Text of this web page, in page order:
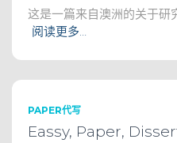
这是一篇来自澳洲的关于
阅读更多…
PAPER代写
Eassy, Paper,